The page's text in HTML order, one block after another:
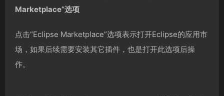
Marketplace”选项
点击“Eclipse Marketplace”选项表示打开Eclipse的应用市
场，如果后续需要安装其它插件，也是打开此选项后操
作。